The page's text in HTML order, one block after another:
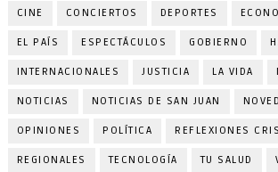
CINE CONCIERTOS DEPORTES
EL PAÍS ESPECTÁCULOS GOBIERNO
INTERNACIONALES JUSTICIA LA VIDA
NOTICIAS NOTICIAS DE SAN JUAN
OPINIONES POLÍTICA REFLEXIONES
REGIONALES TECNOLOGÍA TU SALUD